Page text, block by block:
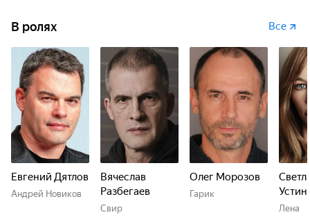
В ролях Все
Евгений Дятлов
Андрей Новиков
Вячеслав
Разбегаев
Свир
Олег Морозов
Гарик
Лена